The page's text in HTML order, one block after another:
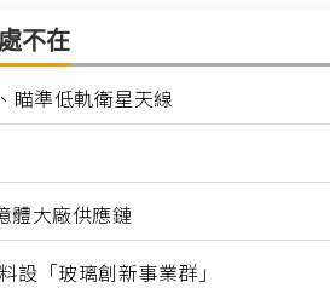
不在
瞄準低軌衛星天線
體大廠供應鏈
「玻璃創新事業群」